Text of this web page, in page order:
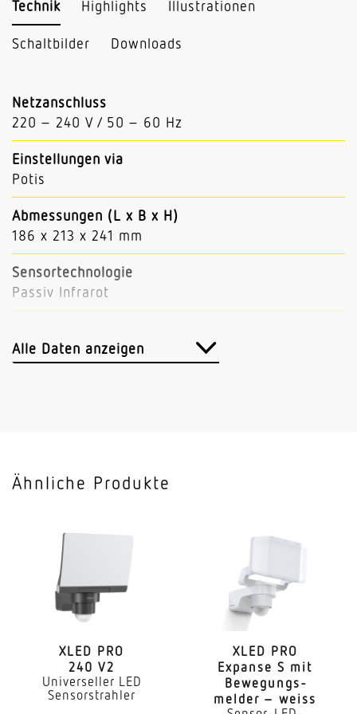
Technik Highlights Illustrationen
Schaltbilder Downloads
Netzanschluss
220 – 240 V / 50 – 60 Hz
Einstellungen via
Potis
Abmessungen (L x B x H)
186 x 213 x 241 mm
Sensortechnologie
Passiv Infrarot
Nein
Montageart
Aufputz
Montagehöhe
optimale Montagehöhe
Alle Daten anzeigen
Ähnliche Produkte
XLED PRO
240 V2
Universeller LED
Sensorstrahler
XLED PRO
Expanse S mit
Bewe­gungs­
melder – weiss